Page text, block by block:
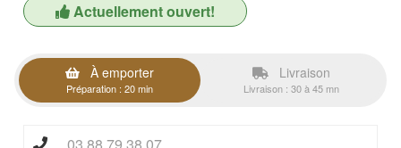
Actuellement ouvert!
À emporter
Préparation : 20 min
Livraison
Livraison : 30 à 45 mn